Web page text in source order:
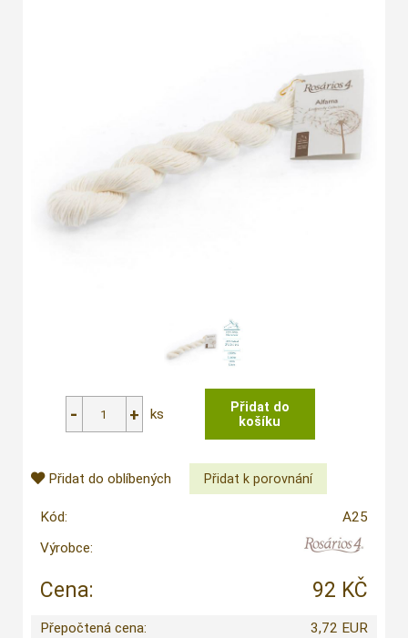
ks
Přidat do oblíbených
Kód:
A25
Výrobce:
Cena: 92 KČ
Přepočtená cena:
3,72 EUR